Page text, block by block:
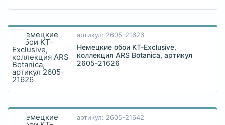
артикул: 2605-21626
Немецкие обои KT-Exclusive,
коллекция ARS Botanica, артикул
2605-21626
артикул: 2605-21642